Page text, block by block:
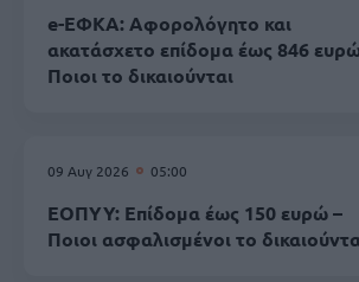
e-ΕΦΚΑ: Αφορολόγητο και
ακατάσχετο επίδομα έως 846
Ποιοι το δικαιούνται
09 Αυγ 2026 05:00
ΕΟΠΥΥ: Επίδομα έως 150 ευρώ –
Ποιοι ασφαλισμένοι το